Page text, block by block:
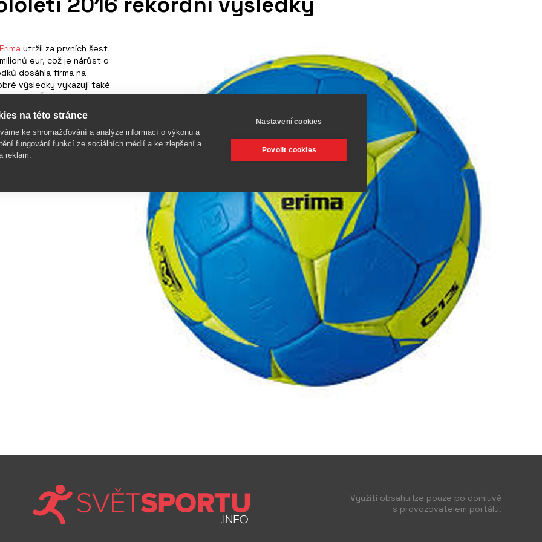
Erima utržil za prvních šest
eur, což je nárůst o
dosáhla firma na
výsledky vykazují také
a Švýcarsko. Za
zvýšily o 25 procent.
přímé zastoupení, se
Využití obsahu lze pouze po domluvě
s provozovatelem portálu.
na této stránce
ke shromažďování a analýze informací o výkonu a
fungování funkcí ze sociálních médií a ke zlepšení a
reklam.
Nastavení cookies
Povolit cookies